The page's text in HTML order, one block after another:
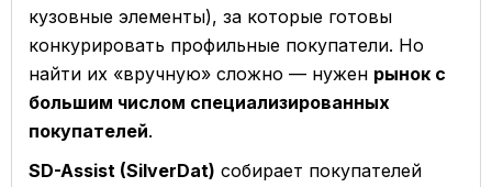
кузовные элементы), за которые готовы
конкурировать профильные покупатели. Но
найти их «вручную» сложно — нужен рынок с
большим числом специализированных
покупателей.
SD-Assist (SilverDat) собирает покупателей